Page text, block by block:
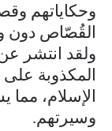
وحكاياتهم
القُصّاص دون
ولقد انتشر
المكذوبة على
الإسلام،
وسيرتهم.